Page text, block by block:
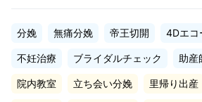
分娩 無痛分娩 帝王切開 4Dエコ
不妊治療 ブライダルチェック 助産
院内教室 立ち会い分娩 里帰り出産